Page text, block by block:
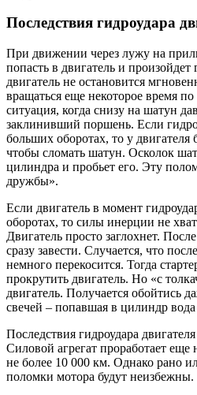
Последствия гидроудара
При движении через лужу на
попасть в двигатель и
двигатель не остановится
вращаться еще некоторое время
ситуация, когда снизу на шатун
заклинивший поршень. Если
больших оборотах, то у двигателя
чтобы сломать шатун. Осколок
цилиндра и пробьет его. Эту
дружбы».
Если двигатель в момент
оборотах, то силы инерции не
Двигатель просто заглохнет.
сразу завести. Случается, что
немного перекосится. Тогда
прокрутить двигатель. Но «с
двигатель. Получается обойтись
свечей – попавшая в цилиндр вода
Последствия гидроудара
Силовой агрегат проработает еще
не более 10 000 км. Однако рано
поломки мотора будут неизбежны.